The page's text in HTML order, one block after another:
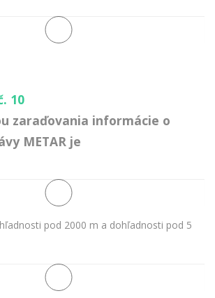
10
zaraďovania informácie o
METAR je
pod 2000 m a dohľadnosti pod 5